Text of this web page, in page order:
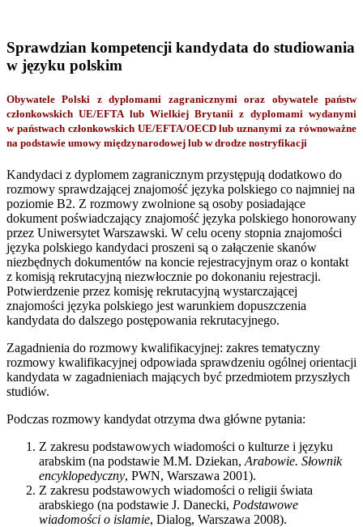
Sprawdzian kompetencji kandydata do studiowania
w języku polskim
Obywatele Polski z dyplomami zagranicznymi oraz obywatele państw
członkowskich UE/EFTA lub Wielkiej Brytanii z dyplomami wydanymi
w państwach członkowskich UE/EFTA/OECD lub uznanymi za równoważne
na podstawie umowy międzynarodowej lub w drodze nostryfikacji
Kandydaci z dyplomem zagranicznym przystępują dodatkowo do
rozmowy sprawdzającej znajomość języka polskiego co najmniej na
poziomie B2. Z rozmowy zwolnione są osoby posiadające
dokument poświadczający znajomość języka polskiego honorowany
przez Uniwersytet Warszawski. W celu oceny stopnia znajomości
języka polskiego kandydaci proszeni są o załączenie skanów
niezbędnych dokumentów na koncie rejestracyjnym oraz o kontakt
z komisją rekrutacyjną niezwłocznie po dokonaniu rejestracji.
Potwierdzenie przez komisję rekrutacyjną wystarczającej
znajomości języka polskiego jest warunkiem dopuszczenia
kandydata do dalszego postępowania rekrutacyjnego.
Zagadnienia do rozmowy kwalifikacyjnej: zakres tematyczny
rozmowy kwalifikacyjnej odpowiada sprawdzeniu ogólnej orientacji
kandydata w zagadnieniach mających być przedmiotem przyszłych
studiów.
Podczas rozmowy kandydat otrzyma dwa główne pytania:
Z zakresu podstawowych wiadomości o kulturze i języku
arabskim (na podstawie M.M. Dziekan, Arabowie. Słownik
encyklopedyczny, PWN, Warszawa 2001).
Z zakresu podstawowych wiadomości o religii świata
arabskiego (na podstawie J. Danecki, Podstawowe
wiadomości o islamie, Dialog, Warszawa 2008).